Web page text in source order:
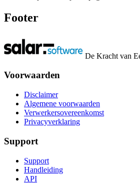
Footer
De Kracht van
Voorwaarden
Disclaimer
Algemene voorwaarden
Verwerkersovereenkomst
Privacyverklaring
Support
Support
Handleiding
API